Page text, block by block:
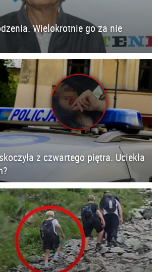
Wielokrotnie go za nie
z czwartego piętra. Uciekła